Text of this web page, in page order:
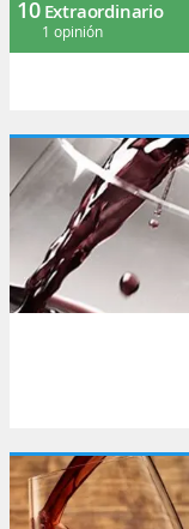
10 Extraordinario
1 opinión